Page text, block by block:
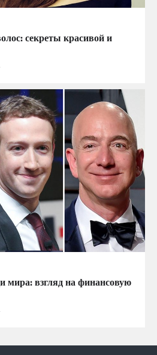
секреты красивой и
мира: взгляд на финансовую